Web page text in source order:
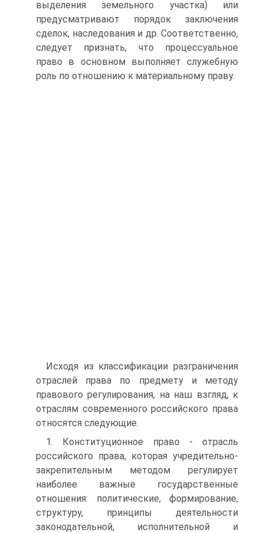
выделения земельного участка) или
предусматривают порядок заключения
сделок, на­следования и др. Соответственно,
следует признать, что процес­суальное
право в основном выполняет служебную
роль по отно­шению к материальному праву.
Исходя из классификации разграничения
отраслей права по предмету и методу
правового регулирования, на наш взгляд, к
от­раслям современного российского права
относятся следующие.
1. Конституционное право - отрасль
российского права, кото­рая учредительно-
закрепительным методом регулирует
наиболее важные государственные
отношения: политические, формирова­ние,
структуру, принципы деятельности
законодательной, испол­нительной и